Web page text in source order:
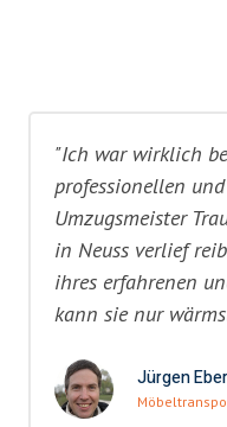
"Ich war wirklich
professionellen
Umzugsmeister
in Neuss verlief
ihres erfahrenen
kann sie nur
Jürgen